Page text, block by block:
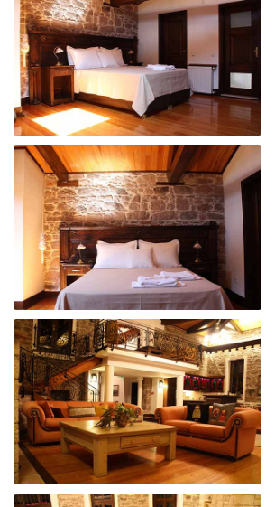
BEYAZ YALI
BEYAZ YALI
BEYAZ YALI
BEYAZ YALI
BEYAZ YALI
BEYAZ YALI